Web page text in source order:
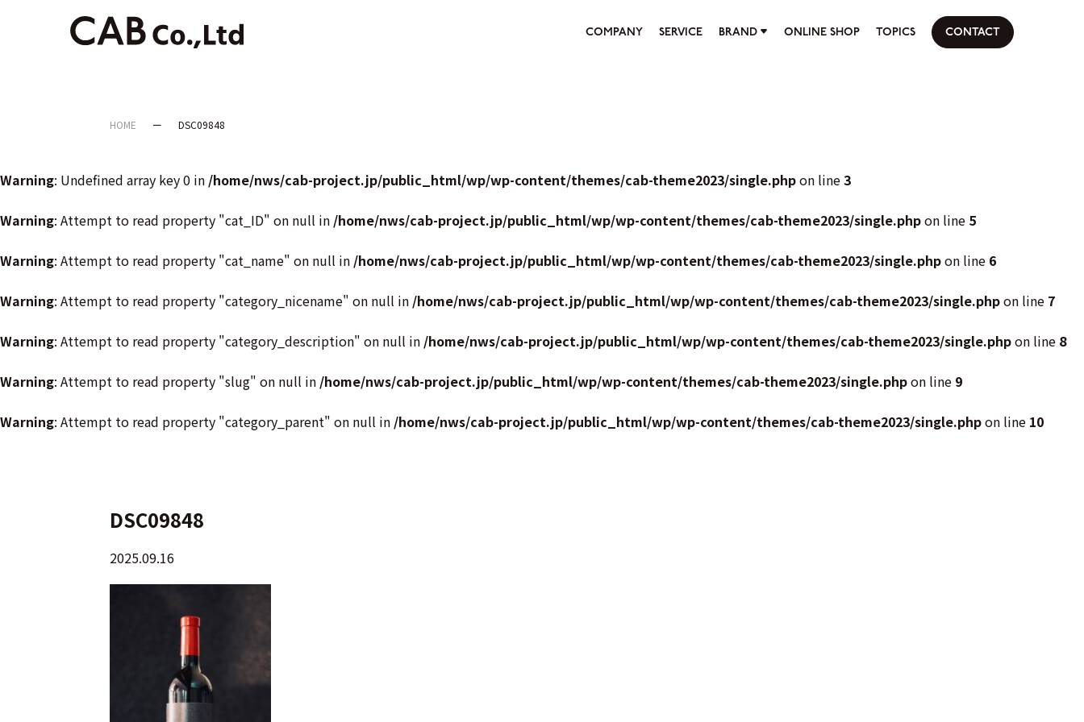
COMPANY SERVICE BRAND ONLINE SHOP TOPICS CONTACT
HOME DSC09848
Warning: Undefined array key 0 in /home/nws/cab-project.jp/public_html/wp/wp-content/themes/cab-theme2023/single.phpon line3
Warning: Attempt to read property "cat_ID" on null in /home/nws/cab-project.jp/public_html/wp/wp-content/themes/cab-theme2023/single.phpon line 5
Warning: Attempt to read property "cat_name" on null in /home/nws/cab-project.jp/public_html/wp/wp-content/themes/cab-theme2023/single.phpon line 6
Warning: Attempt to read property "category_nicename" on null in /home/nws/cab-project.jp/public_html/wp/wp-content/themes/cab-theme2023/single.phpon line 7
Warning: Attempt to read property "category_description" on null in /home/nws/cab-project.jp/public_html/wp/wp-content/themes/cab-theme2023/single.phpon line 8
Warning: Attempt to read property "slug" on null in /home/nws/cab-project.jp/public_html/wp/wp-content/themes/cab-theme2023/single.phpon line 9
Warning: Attempt to read property "category_parent" on null in /home/nws/cab-project.jp/public_html/wp/wp-content/themes/cab-theme2023/single.phpon line 10
DSC09848
2025.09.16